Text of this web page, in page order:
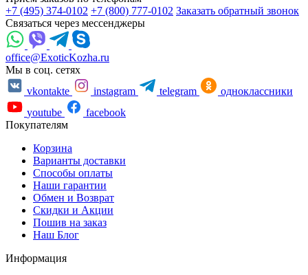
+7 (495) 374-0102 +7 (800) 777-0102 Заказать обратный звонок
Связаться через мессенджеры
office@ExoticKozha.ru
Мы в соц. сетях
vkontakte
instagram telegram
одноклассники
youtube
facebook
Покупателям
Корзина
Варианты доставки
Способы оплаты
Наши гарантии
Обмен и Возврат
Скидки и Акции
Пошив на заказ
Наш Блог
Информация